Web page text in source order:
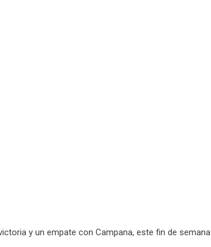
y un empate con Campana, este fin de semana